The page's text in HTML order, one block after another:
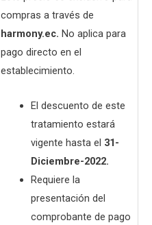
compras a través de
harmony.ec. No aplica para
pago directo en el
establecimiento.
El descuento de este
tratamiento estará
vigente hasta el 31-
Diciembre-2022.
Requiere la
presentación del
comprobante de pago